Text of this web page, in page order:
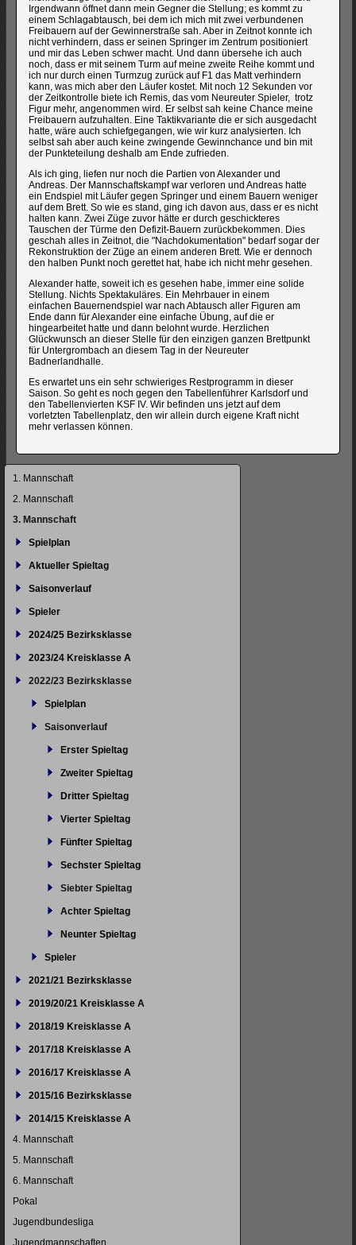
Irgendwann öffnet dann mein Gegner die Stellung; es kommt zu
einem Schlagabtausch, bei dem ich mich mit zwei verbundenen
Freibauern auf der Gewinnerstraße sah. Aber in Zeitnot konnte ich
nicht verhindern, dass er seinen Springer im Zentrum positioniert
und mir das Leben schwer macht. Und dann übersehe ich auch
noch, dass er mit seinem Turm auf meine zweite Reihe kommt und
ich nur durch einen Turmzug zurück auf F1 das Matt verhindern
kann, was mich aber den Läufer kostet. Mit noch 12 Sekunden vor
der Zeitkontrolle biete ich Remis, das vom Neureuter Spieler, trotz
Figur mehr, angenommen wird. Er selbst sah keine Chance meine
Freibauern aufzuhalten. Eine Taktikvariante die er sich ausgedacht
hatte, wäre auch schiefgegangen, wie wir kurz analysierten. Ich
selbst sah aber auch keine zwingende Gewinnchance und bin mit
der Punkteteilung deshalb am Ende zufrieden.
Als ich ging, liefen nur noch die Partien von Alexander und
Andreas. Der Mannschaftskampf war verloren und Andreas hatte
ein Endspiel mit Läufer gegen Springer und einem Bauern weniger
auf dem Brett. So wie es stand, ging ich davon aus, dass er es nicht
halten kann. Zwei Züge zuvor hätte er durch geschickteres
Tauschen der Türme den Defizit-Bauern zurückbekommen. Dies
geschah alles in Zeitnot, die "Nachdokumentation" bedarf sogar der
Rekonstruktion der Züge an einem anderen Brett. Wie er dennoch
den halben Punkt noch gerettet hat, habe ich nicht mehr gesehen.
Alexander hatte, soweit ich es gesehen habe, immer eine solide
Stellung. Nichts Spektakuläres. Ein Mehrbauer in einem
einfachen Bauernendspiel war nach Abtausch aller Figuren am
Ende dann für Alexander eine einfache Übung, auf die er
hingearbeitet hatte und dann belohnt wurde. Herzlichen
Glückwunsch an dieser Stelle für den einzigen ganzen Brettpunkt
für Untergrombach an diesem Tag in der Neureuter
Badnerlandhalle.
Es erwartet uns ein sehr schwieriges Restprogramm in dieser
Saison. So geht es noch gegen den Tabellenführer Karlsdorf und
den Tabellenvierten KSF IV. Wir befinden uns jetzt auf dem
vorletzten Tabellenplatz, den wir allein durch eigene Kraft nicht
mehr verlassen können.
Navigation
1. Mannschaft
2. Mannschaft
3. Mannschaft
Spielplan
Aktueller Spieltag
Saisonverlauf
Spieler
2024/25 Bezirksklasse
2023/24 Kreisklasse A
2022/23 Bezirksklasse
Spielplan
Saisonverlauf
Erster Spieltag
Zweiter Spieltag
Dritter Spieltag
Vierter Spieltag
Fünfter Spieltag
Sechster Spieltag
Siebter Spieltag
Achter Spieltag
Neunter Spieltag
Spieler
2021/21 Bezirksklasse
2019/20/21 Kreisklasse A
2018/19 Kreisklasse A
2017/18 Kreisklasse A
2016/17 Kreisklasse A
2015/16 Bezirksklasse
2014/15 Kreisklasse A
4. Mannschaft
5. Mannschaft
6. Mannschaft
Pokal
Jugendbundesliga